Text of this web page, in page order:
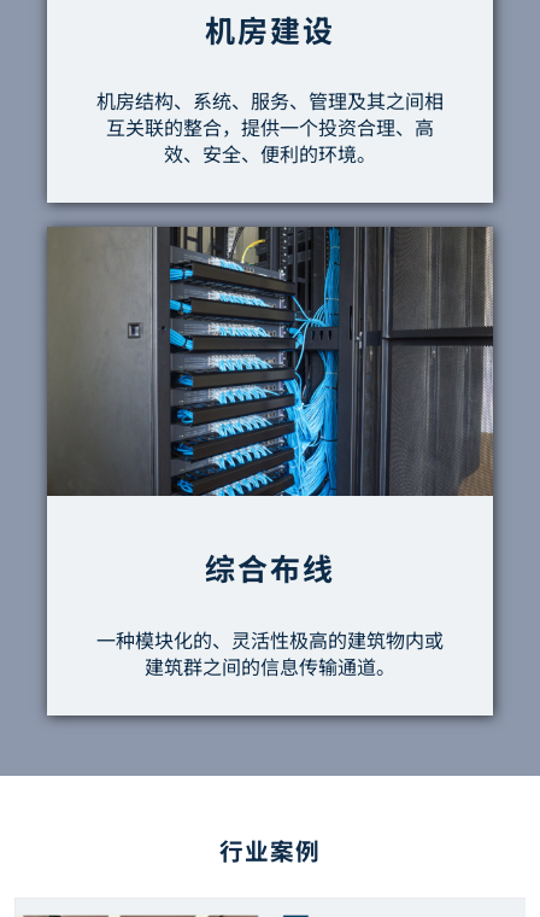
机房建设
机房结构、系统、服务、管理及其之间相
互关联的整合，提供一个投资合理、高
效、安全、便利的环境。
综合布线
一种模块化的、灵活性极高的建筑物内或
建筑群之间的信息传输通道。
行业案例